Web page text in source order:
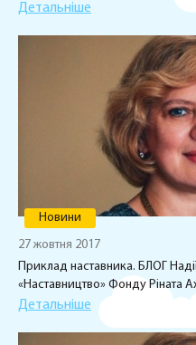
Детальніше
Новини
27 жовтня 2017
Приклад наставника. БЛОГ
«Наставництво» Фонду Ріната
Детальніше